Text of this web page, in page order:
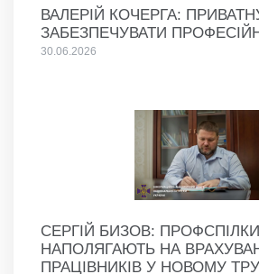
ВАЛЕРІЙ КОЧЕРГА:
ЗАБЕЗПЕЧУВАТИ
30.06.2026
СЕРГІЙ БИЗОВ: ПРОФСПІЛКИ
НАПОЛЯГАЮТЬ НА
ПРАЦІВНИКІВ У НОВОМУ